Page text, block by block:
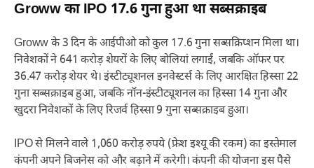
Groww का IPO 17.6 गुना हुआ था सब्सक्राइब
Groww के 3 दिन के आईपीओ को कुल 17.6 गुना सब्सक्रिप्शन मिला था।
निवेशकों ने 641 करोड़ शेयरों के लिए बोलियां लगाईं, जबकि ऑफर पर
36.47 करोड़ शेयर थे। इंस्टीट्यूशनल इनवेस्टर्स के लिए आरक्षित हिस्सा 22
गुना सब्सक्राइब हुआ, जबकि नॉन-इंस्टीट्यूशनल का हिस्सा 14 गुना और
खुदरा निवेशकों के लिए रिजर्व हिस्सा 9 गुना सब्सक्राइब हुआ।
IPO से मिलने वाले 1,060 करोड़ रुपये (फ्रेश इश्यू की रकम) का इस्तेमाल
कंपनी अपने बिजनेस को और बढ़ाने में करेगी। कंपनी की योजना इस पैसे